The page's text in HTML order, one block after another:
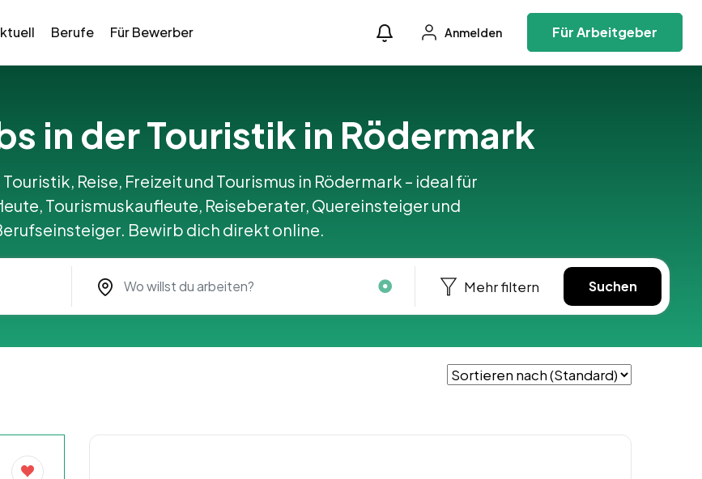
Berufe Für Bewerber Anmelden Für Arbeitgeber
in der Touristik in Rödermark
Reise, Freizeit und Tourismus in Rödermark – ideal für
Tourismuskaufleute, Reiseberater, Quereinsteiger und
Bewirb dich direkt online.
Mehr filtern Suchen